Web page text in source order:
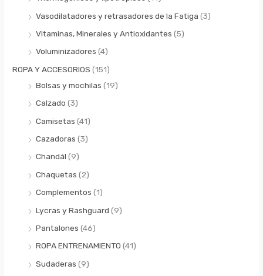
Vasodilatadores y retrasadores de la Fatiga (3)
Vitaminas, Minerales y Antioxidantes (5)
Voluminizadores (4)
ROPA Y ACCESORIOS (151)
Bolsas y mochilas (19)
Calzado (3)
Camisetas (41)
Cazadoras (3)
Chandál (9)
Chaquetas (2)
Complementos (1)
Lycras y Rashguard (9)
Pantalones (46)
ROPA ENTRENAMIENTO (41)
Sudaderas (9)